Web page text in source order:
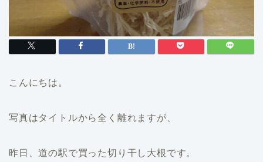
こんにちは。
写真はタイトルから全く離れますが、
昨日、道の駅で買った切り干し大根です。